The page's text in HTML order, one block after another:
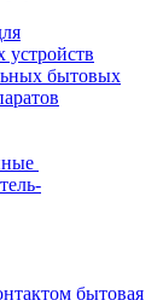
устройств
бытовых
бытовая